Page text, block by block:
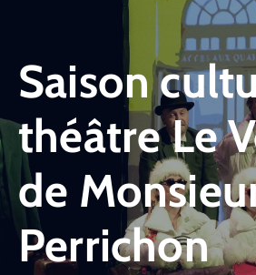
ÉDUCATION
ET
JEUNESSE
SOLIDARITÉS
ANIMATION
Saison
théâtre Le
de
Perrichon